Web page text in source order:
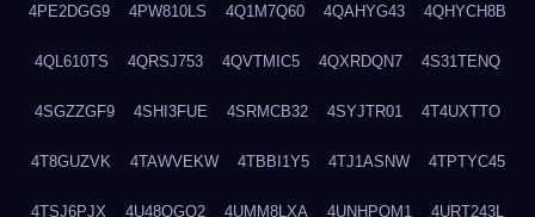
4PE2DGG9 4PW810LS 4Q1M7Q60 4QAHYG43 4QHYCH8B
4QL610TS 4QRSJ753 4QVTMIC5 4QXRDQN7 4S31TENQ
4SGZZGF9 4SHI3FUE 4SRMCB32 4SYJTR01 4T4UXTTO
4T8GUZVK 4TAWVEKW 4TBBI1Y5 4TJ1ASNW 4TPTYC45
4TSJ6PJX 4U48QGQ2 4UMM8LXA 4UNHPQM1 4URT243L